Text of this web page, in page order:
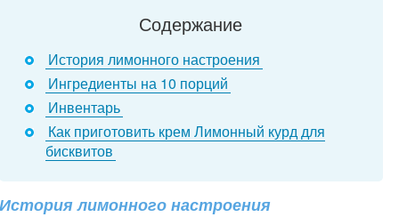
Содержание
История лимонного настроения
Ингредиенты на 10 порций
Инвентарь
Как приготовить крем Лимонный курд для
бисквитов
История лимонного настроения